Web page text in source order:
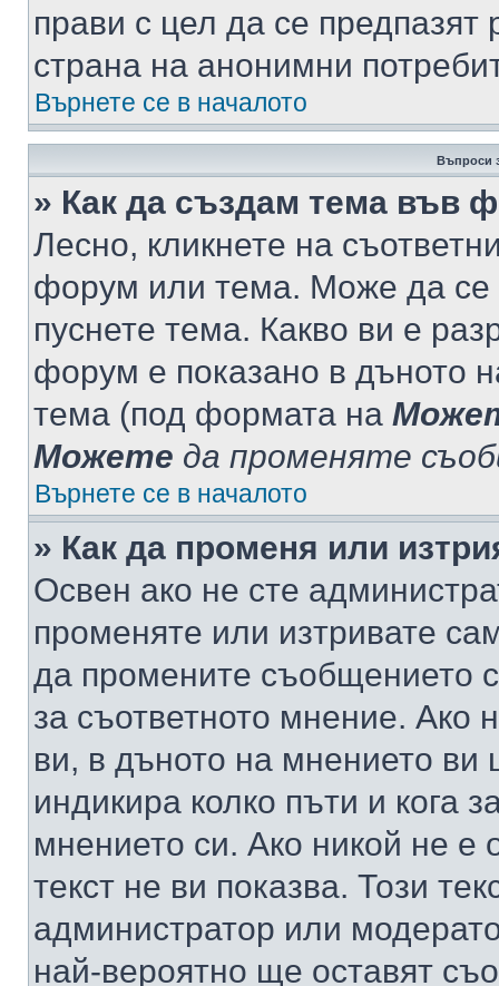
прави с цел да се предпазят
страна на анонимни
Върнете се в началото
Въпроси
» Как да създам тема във
Лесно, кликнете на
форум или тема. Може да се
пуснете тема. Какво ви е
форум е показано в дъното
тема (под формата на
Можете да променяте
Върнете се в началото
» Как да променя или
Освен ако не сте
променяте или изтривате
да промените съобщението
за съответното мнение. Ако
ви, в дъното на мнението ви
индикира колко пъти и кога
мнението си. Ако никой не е
текст не ви показва. Този
администратор или
най-вероятно ще оставят